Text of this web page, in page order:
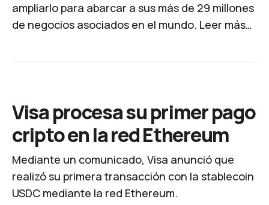
ampliarlo para abarcar a sus más de 29 millones
de negocios asociados en el mundo. Leer más…
Visa procesa su primer pago
cripto en la red Ethereum
Mediante un comunicado, Visa anunció que
realizó su primera transacción con la stablecoin
USDC mediante la red Ethereum.